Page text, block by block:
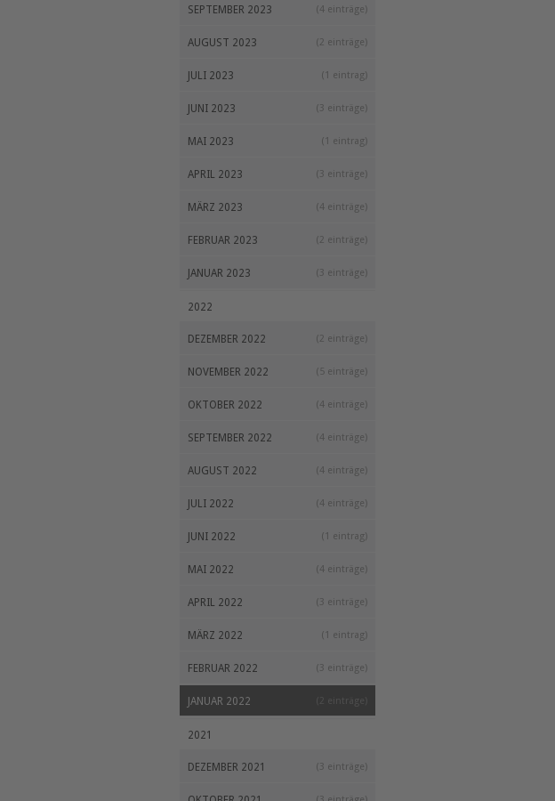
SEPTEMBER 2023 (4 einträge)
AUGUST 2023 (2 einträge)
JULI 2023 (1 eintrag)
JUNI 2023 (3 einträge)
MAI 2023 (1 eintrag)
APRIL 2023 (3 einträge)
MÄRZ 2023 (4 einträge)
FEBRUAR 2023 (2 einträge)
JANUAR 2023 (3 einträge)
2022
DEZEMBER 2022 (2 einträge)
NOVEMBER 2022 (5 einträge)
OKTOBER 2022 (4 einträge)
SEPTEMBER 2022 (4 einträge)
AUGUST 2022 (4 einträge)
JULI 2022 (4 einträge)
JUNI 2022 (1 eintrag)
MAI 2022 (4 einträge)
APRIL 2022 (3 einträge)
MÄRZ 2022 (1 eintrag)
FEBRUAR 2022 (3 einträge)
JANUAR 2022 (2 einträge)
2021
DEZEMBER 2021 (3 einträge)